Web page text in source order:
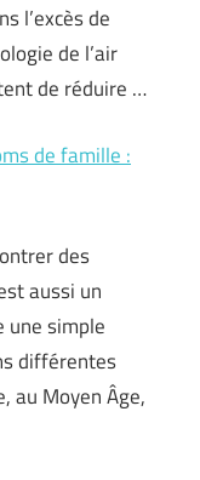
l’excès de
de l’air
de réduire …
de famille :
des
aussi un
une simple
différentes
au Moyen Âge,